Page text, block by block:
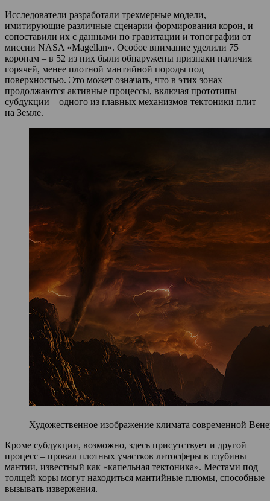
Исследователи разработали трехмерные модели,
имитирующие различные сценарии формирования корон, и
сопоставили их с данными по гравитации и топографии от
миссии NASA «Magellan». Особое внимание уделили 75
коронам – в 52 из них были обнаружены признаки наличия
горячей, менее плотной мантийной породы под
поверхностью. Это может означать, что в этих зонах
продолжаются активные процессы, включая прототипы
субдукции – одного из главных механизмов тектоники плит
на Земле.
Художественное изображение климата современной
Кроме субдукции, возможно, здесь присутствует и другой
процесс – провал плотных участков литосферы в глубины
мантии, известный как «капельная тектоника». Местами под
толщей коры могут находиться мантийные плюмы, способные
вызывать извержения.